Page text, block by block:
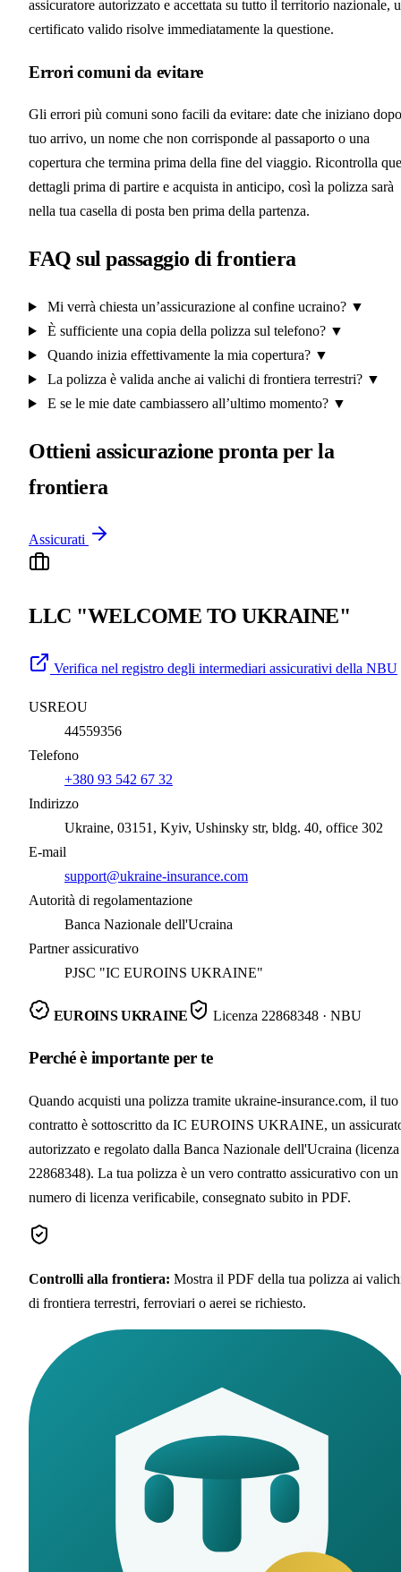
assicuratore autorizzato e accettata su tutto il territorio nazionale,
certificato valido risolve immediatamente la questione.
Errori comuni da evitare
Gli errori più comuni sono facili da evitare: date che iniziano
tuo arrivo, un nome che non corrisponde al passaporto o una
copertura che termina prima della fine del viaggio. Ricontrolla
dettagli prima di partire e acquista in anticipo, così la polizza sarà
nella tua casella di posta ben prima della partenza.
FAQ sul passaggio di frontiera
Mi verrà chiesta un’assicurazione al confine ucraino? ▼
È sufficiente una copia della polizza sul telefono? ▼
Quando inizia effettivamente la mia copertura? ▼
La polizza è valida anche ai valichi di frontiera terrestri? ▼
E se le mie date cambiassero all’ultimo momento? ▼
Ottieni assicurazione pronta per la
frontiera
Assicurati
LLC "WELCOME TO UKRAINE"
Verifica nel registro degli intermediari assicurativi della NBU
USREOU
44559356
Telefono
+380 93 542 67 32
Indirizzo
Ukraine, 03151, Kyiv, Ushinsky str, bldg. 40, office 302
E-mail
support@ukraine-insurance.com
Autorità di regolamentazione
Banca Nazionale dell'Ucraina
Partner assicurativo
PJSC "IC EUROINS UKRAINE"
EUROINS UKRAINE Licenza 22868348· NBU
Perché è importante per te
Quando acquisti una polizza tramite ukraine-insurance.com, il tuo
contratto è sottoscritto da IC EUROINS UKRAINE, un
autorizzato e regolato dalla Banca Nazionale dell'Ucraina (licenza
22868348). La tua polizza è un vero contratto assicurativo con un
numero di licenza verificabile, consegnato subito in PDF.
Controlli alla frontiera: Mostra il PDF della tua polizza ai
di frontiera terrestri, ferroviari o aerei se richiesto.